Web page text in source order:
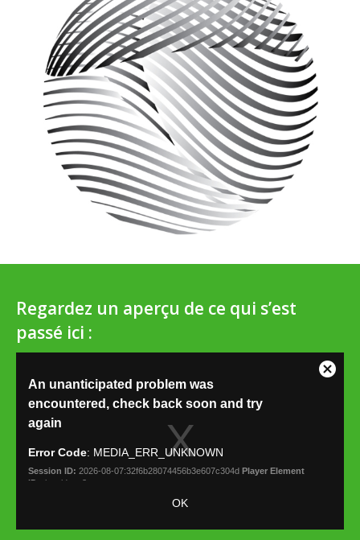
Regardez un aperçu de ce qui s’est
passé ici :